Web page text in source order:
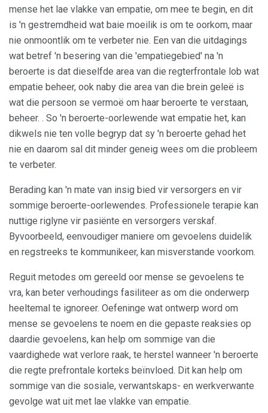
mense het lae vlakke van empatie, om mee te begin, en dit
is 'n gestremdheid wat baie moeilik is om te oorkom, maar
nie onmoontlik om te verbeter nie. Een van die uitdagings
wat betref 'n besering van die 'empatiegebied' na 'n
beroerte is dat dieselfde area van die regterfrontale lob wat
empatie beheer, ook naby die area van die brein geleë is
wat die persoon se vermoë om haar beroerte te verstaan,
beheer. . So 'n beroerte-oorlewende wat empatie het, kan
dikwels nie ten volle begryp dat sy 'n beroerte gehad het
nie en daarom sal dit minder geneig wees om die probleem
te verbeter.
Berading kan 'n mate van insig bied vir versorgers en vir
sommige beroerte-oorlewendes. Professionele terapie kan
nuttige riglyne vir pasiënte en versorgers verskaf.
Byvoorbeeld, eenvoudiger maniere om gevoelens duidelik
en regstreeks te kommunikeer, kan misverstande voorkom.
Reguit metodes om gereeld oor mense se gevoelens te
vra, kan beter verhoudings fasiliteer as om die onderwerp
heeltemal te ignoreer. Oefeninge wat ontwerp word om
mense se gevoelens te noem en die gepaste reaksies op
daardie gevoelens, kan help om sommige van die
vaardighede wat verlore raak, te herstel wanneer 'n beroerte
die regte prefrontale korteks beïnvloed. Dit kan help om
sommige van die sosiale, verwantskaps- en werkverwante
gevolge wat uit met lae vlakke van empatie.